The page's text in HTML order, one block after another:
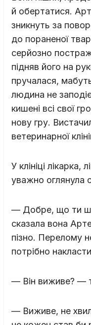
й обертатися.
зникнуть за
до пораненої
серйозно
підняв його на
пручалася,
людина не
кишені всі свої
нову гру.
ветеринарної
У клініці лікарка,
уважно оглянула
— Добре, що ти
сказала вона
пізно. Перелому
потрібно
— Він виживе? —
— Виживе, не